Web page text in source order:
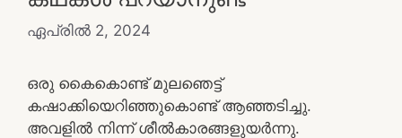
ഏപ്രിൽ 2, 2024
ഒരു കൈകൊണ്ട് മുലഞെട്ട്
കഷാക്കിയെറിഞ്ഞുകൊണ്ട് ആഞ്ഞടിച്ചു.
അവളിൽ നിന്ന് ശീൽകാരങ്ങളുയർന്നു.